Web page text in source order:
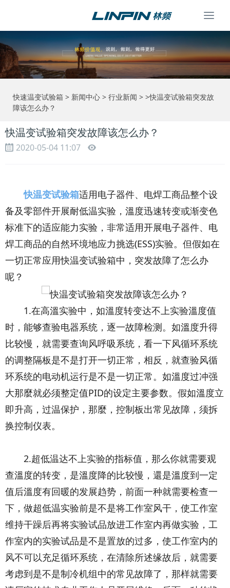
快速温变试验箱 > 新闻中心 > 行业新闻 > >快温变试验箱突发故
障该怎么办？
快温变试验箱突发故障该怎么办？
2020-05-04 11:07
快温变试验箱适用电子器件、电焊工商品整个设
备及零部件开展耐低温实验，溫度迅速转变或渐变色
标准下的适应能力实验，非常适用开展电子器件、电
焊工商品的自然环境地应力挑选(ESS)实验。但假如在
一切正常应用快温变试验箱中，突发故障了怎么办
呢？
1.在高溫实验中，如溫度转变达不上实验溫度值
时，能够查验电器系统，逐一故障检测。如溫度升得
比较慢，就需要查询风呼吸系统，看一下风循环系统
的调整隔板是不是打开一切正常，相反，就查验风循
环系统的电动机运行是不是一切正常。如溫度过冲强
大那麼就必须整定值PID的设定主要参数。假如溫度立
即升高，过温保护，那麼，控制板出常见故障，须拆
换控制仪表。
2.超低温达不上实验的指标值，那么你就需要观
查溫度的转变，是溫度降的比较慢，還是溫度到一定
值后溫度有回暖的发展趋势，前面一种就需要检查一
下，做超低温实验前是不是将工作室风干，使工作室
维持干躁后再将实验试品放进工作室内再做实验，工
作室内的实验试品是不是置放的过多，使工作室内的
风不可以充足循环系统，在清除所述缘故后，就需要
考虑到是不是制冷机组中的常见故障了，那样就需要